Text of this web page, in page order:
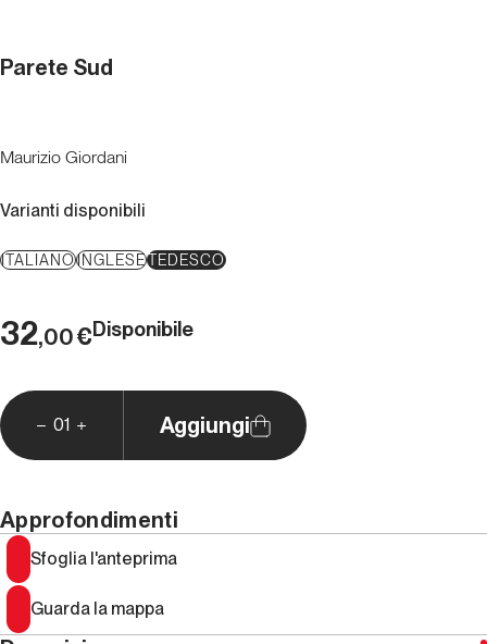
Parete Sud
Maurizio Giordani
Varianti disponibili
ITALIANOINGLESETEDESCO
32,00€Disponibile
01 Aggiungi
Approfondimenti
Sfoglia l'anteprima
Guarda la mappa